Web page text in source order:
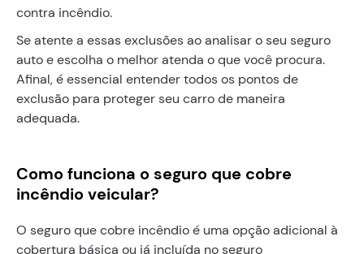
contra incêndio.
Se atente a essas exclusões ao analisar o seu seguro
auto e escolha o melhor atenda o que você procura.
Afinal, é essencial entender todos os pontos de
exclusão para proteger seu carro de maneira
adequada.
Como funciona o seguro que cobre
incêndio veicular?
O seguro que cobre incêndio é uma opção adicional à
cobertura básica ou já incluída no seguro